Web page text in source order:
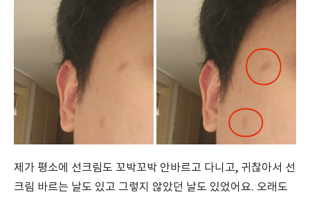
제가 평소에 선크림도 꼬박꼬박 안바르고 다니고, 귀찮아서 선
크림 바르는 날도 있고 그렇지 않았던 날도 있었어요. 오래도